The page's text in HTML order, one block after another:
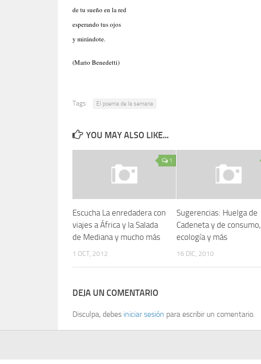
de tu sueño en la red
esperando tus ojos
y mirándote.
(Mario Benedetti)
Tags: El poema de la semana
YOU MAY ALSO LIKE...
1
Escucha La enredadera con
viajes a África y la Salada
de Mediana y mucho más
1 OCT, 2012
Sugerencias: Huelga de
Cadeneta y de consumo,
ecología y más
16 DIC, 2010
DEJA UN COMENTARIO
Disculpa, debes iniciar sesión para escribir un comentario.